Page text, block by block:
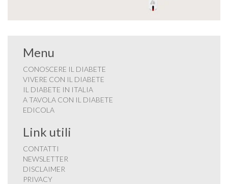
Menu
CONOSCERE IL DIABETE
VIVERE CON IL DIABETE
IL DIABETE IN ITALIA
A TAVOLA CON IL DIABETE
EDICOLA
Link utili
CONTATTI
NEWSLETTER
DISCLAIMER
PRIVACY